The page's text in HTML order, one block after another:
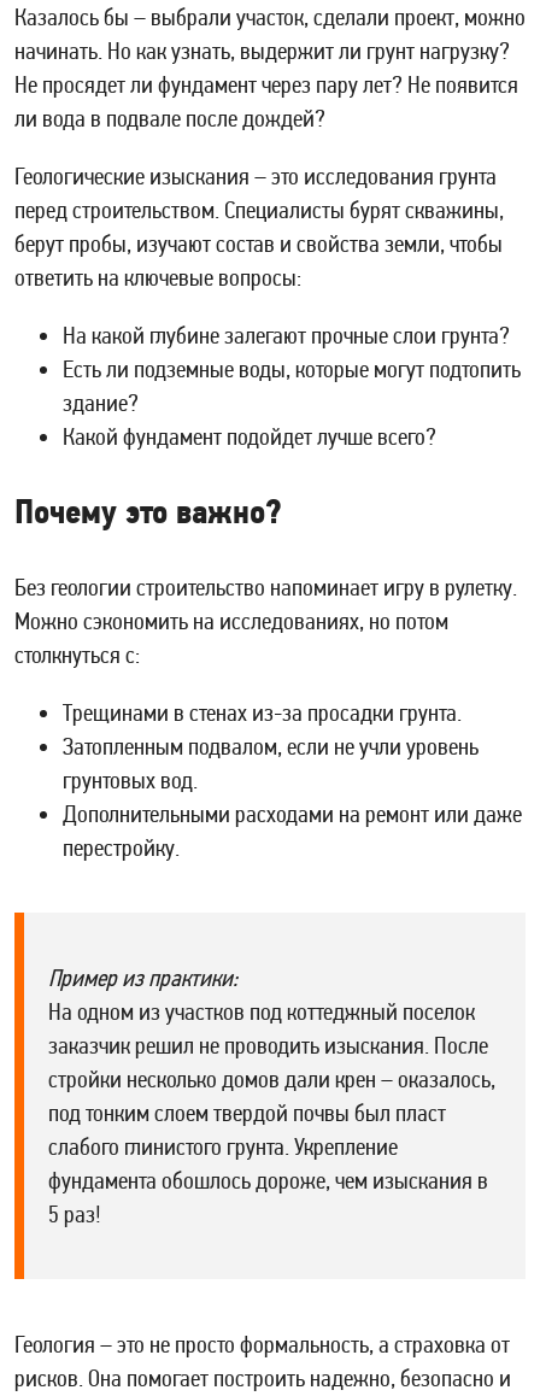
Казалось бы – выбрали участок, сделали проект, можно
начинать. Но как узнать, выдержит ли грунт нагрузку?
Не просядет ли фундамент через пару лет? Не появится
ли вода в подвале после дождей?
Геологические изыскания – это исследования грунта
перед строительством. Специалисты бурят скважины,
берут пробы, изучают состав и свойства земли, чтобы
ответить на ключевые вопросы:
На какой глубине залегают прочные слои грунта?
Есть ли подземные воды, которые могут подтопить
здание?
Какой фундамент подойдет лучше всего?
Почему это важно?
Без геологии строительство напоминает игру в рулетку.
Можно сэкономить на исследованиях, но потом
столкнуться с:
Трещинами в стенах из-за просадки грунта.
Затопленным подвалом, если не учли уровень
грунтовых вод.
Дополнительными расходами на ремонт или даже
перестройку.
Пример из практики:
На одном из участков под коттеджный поселок
заказчик решил не проводить изыскания. После
стройки несколько домов дали крен – оказалось,
под тонким слоем твердой почвы был пласт
слабого глинистого грунта. Укрепление
фундамента обошлось дороже, чем изыскания в
5 раз!
Геология – это не просто формальность, а страховка от
рисков. Она помогает построить надежно, безопасно и